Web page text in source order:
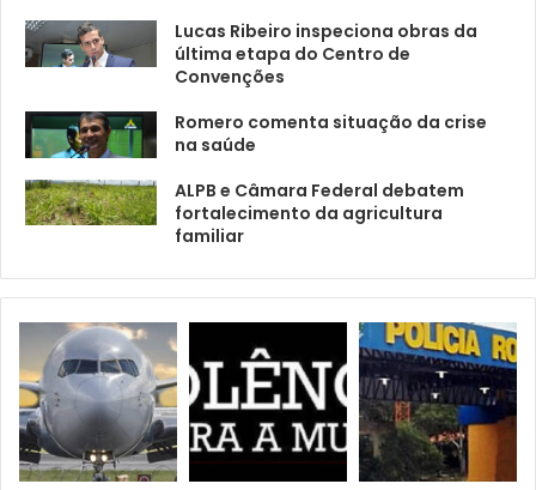
Lucas Ribeiro inspeciona obras da
última etapa do Centro de
Convenções
Romero comenta situação da crise
na saúde
ALPB e Câmara Federal debatem
fortalecimento da agricultura
familiar